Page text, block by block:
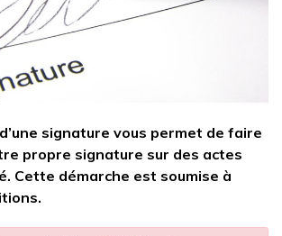
signature vous permet de faire
propre signature sur des actes
Cette démarche est soumise à